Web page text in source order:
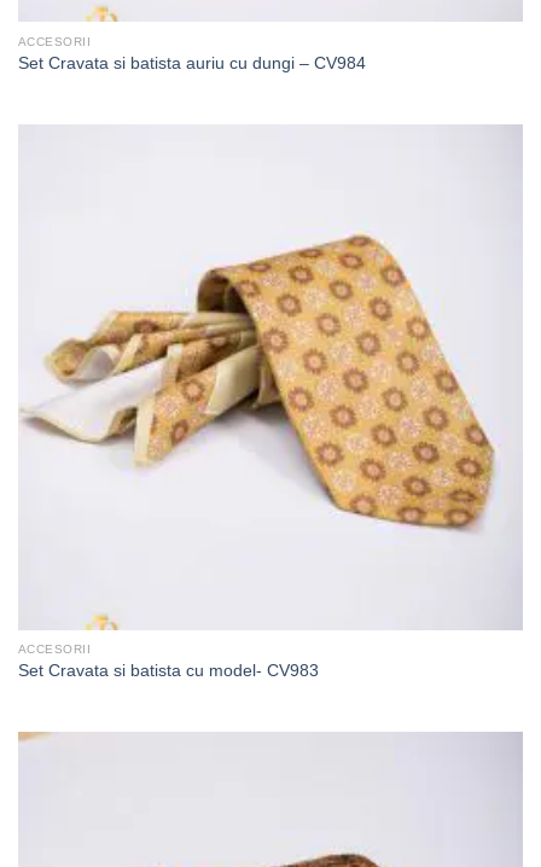
ACCESORII
Set Cravata si batista auriu cu dungi – CV984
ACCESORII
Set Cravata si batista cu model- CV983